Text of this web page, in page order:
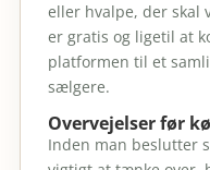
eller hvalpe, der skal
er gratis og ligetil at
platformen til et
sælgere.
Overvejelser før
Inden man beslutter